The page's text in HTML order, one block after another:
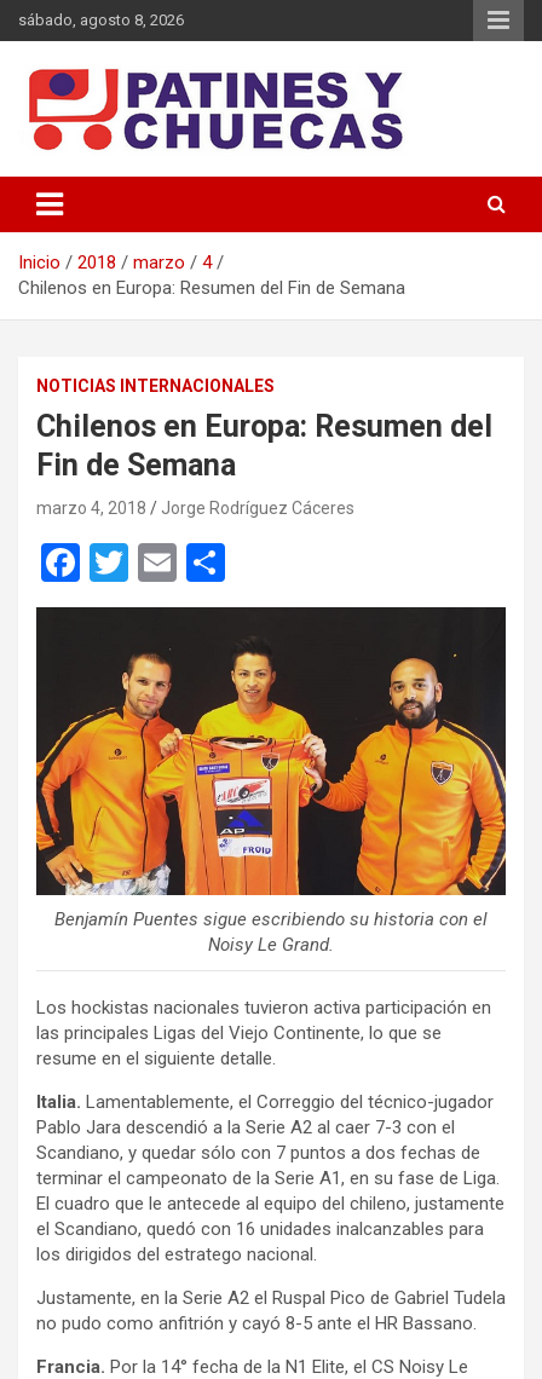
Saltar
al
sábado, agosto 8, 2026
Patines y Chuecas
Inicio 2018 marzo
4
Chilenos en Europa: Resumen del Fin de Semana
NOTICIAS INTERNACIONALES
Chilenos en Europa: Resumen del
Fin de Semana
marzo 4, 2018 Jorge Rodríguez Cáceres
F
a
o
o
k
T
wi
er
E
m o
m
p
ar
tir
Benjamín Puentes sigue escribiendo su historia con el
Noisy Le Grand.
Los hockistas nacionales tuvieron activa participación en
las principales Ligas del Viejo Continente, lo que se
resume en el siguiente detalle.
Italia. Lamentablemente, el Correggio del técnico-jugador
Pablo Jara descendió a la Serie A2 al caer 7-3 con el
Scandiano, y quedar sólo con 7 puntos a dos fechas de
terminar el campeonato de la Serie A1, en su fase de Liga.
El cuadro que le antecede al equipo del chileno, justamente
el Scandiano, quedó con 16 unidades inalcanzables para
los dirigidos del estratego nacional.
Justamente, en la Serie A2 el Ruspal Pico de Gabriel Tudela
no pudo como anfitrión y cayó 8-5 ante el HR Bassano.
Francia. Por la 14° fecha de la N1 Elite, el CS Noisy Le